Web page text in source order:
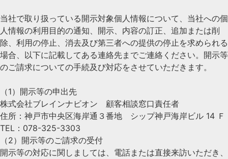
当社で取り扱っている開示対象個人情報について、当社への個
人情報の利用目的の通知、開示、内容の訂正、追加または削
除、利用の停止、消去及び第三者への提供の停止を求められる
場合、以下に記載してある連絡先までご連絡ください。開示等
のご請求についての手続及び対応をさせていただきます。
（1）開示等の申出先
株式会社ブレインナビオン 顧客相談窓口責任者
住所：神戸市中央区海岸通３番地 シップ神戸海岸ビル 14 Ｆ
TEL：078-325-3303
（2）開示等のご請求の受付
開示等の対応に関しましては、電話または直接来訪いただき、